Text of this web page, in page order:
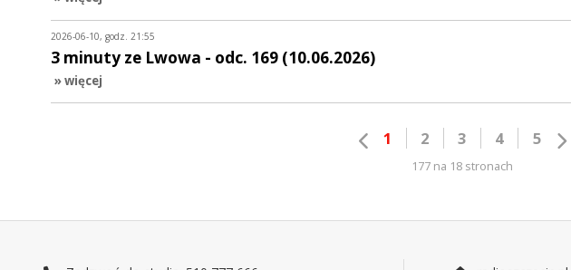
2026-06-10, godz. 21:55
3 minuty ze Lwowa - odc. 169 (10.06.2026)
» więcej
1 2 3 4 5
177 na 18 stronach